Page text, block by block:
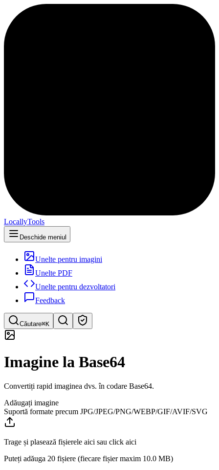
LocallyTools
Deschide meniul
Unelte pentru imagini
Unelte PDF
Unelte pentru dezvoltatori
Feedback
Căutare⌘K
Căutare rapidă a instrumentelor
Imagine la Base64
Convertiți rapid imaginea dvs. în codare Base64.
Adăugați imagine
Suportă formate precum JPG/JPEG/PNG/WEBP/GIF/AVIF/SVG
Trage și plasează fișierele aici sau click aici
Puteți adăuga 20 fișiere (fiecare fișier maxim 10.0 MB)